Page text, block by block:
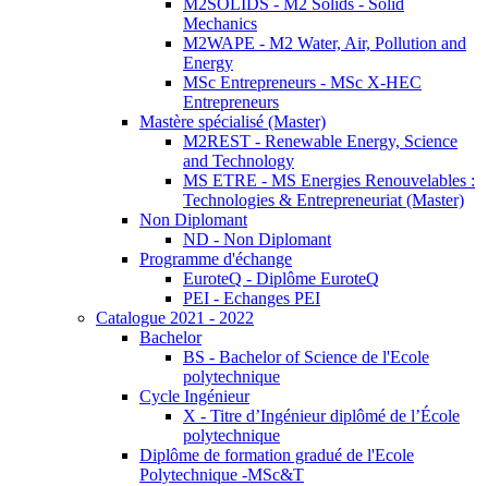
M2SOLIDS - M2 Solids - Solid
Mechanics
M2WAPE - M2 Water, Air, Pollution and
Energy
MSc Entrepreneurs - MSc X-HEC
Entrepreneurs
Mastère spécialisé (Master)
M2REST - Renewable Energy, Science
and Technology
MS ETRE - MS Energies Renouvelables :
Technologies & Entrepreneuriat (Master)
Non Diplomant
ND - Non Diplomant
Programme d'échange
EuroteQ - Diplôme EuroteQ
PEI - Echanges PEI
Catalogue 2021 - 2022
Bachelor
BS - Bachelor of Science de l'Ecole
polytechnique
Cycle Ingénieur
X - Titre d’Ingénieur diplômé de l’École
polytechnique
Diplôme de formation gradué de l'Ecole
Polytechnique -MSc&T